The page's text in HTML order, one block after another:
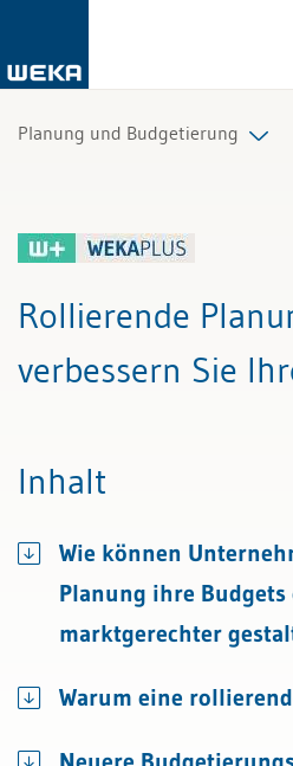
Planung und Budgetierung
Rollierende
verbessern Sie
Inhalt
Wie können
Planung ihre
marktgerechter
Warum eine